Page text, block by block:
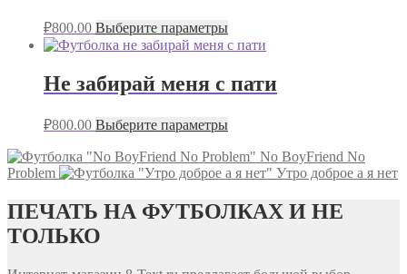
₽800.00 Выберите параметры
Не забирай меня с пати
₽800.00 Выберите параметры
No BoyFriend No
Problem
Утро доброе а я нет
ПЕЧАТЬ НА ФУТБОЛКАХ И НЕ
ТОЛЬКО